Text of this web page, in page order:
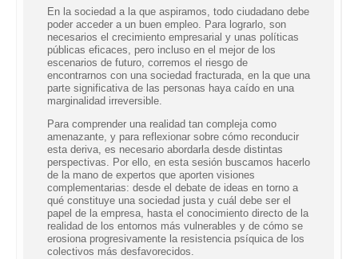
En la sociedad a la que aspiramos, todo ciudadano debe
poder acceder a un buen empleo. Para lograrlo, son
necesarios el crecimiento empresarial y unas políticas
públicas eficaces, pero incluso en el mejor de los
escenarios de futuro, corremos el riesgo de
encontrarnos con una sociedad fracturada, en la que una
parte significativa de las personas haya caído en una
marginalidad irreversible.
Para comprender una realidad tan compleja como
amenazante, y para reflexionar sobre cómo reconducir
esta deriva, es necesario abordarla desde distintas
perspectivas. Por ello, en esta sesión buscamos hacerlo
de la mano de expertos que aporten visiones
complementarias: desde el debate de ideas en torno a
qué constituye una sociedad justa y cuál debe ser el
papel de la empresa, hasta el conocimiento directo de la
realidad de los entornos más vulnerables y de cómo se
erosiona progresivamente la resistencia psíquica de los
colectivos más desfavorecidos.